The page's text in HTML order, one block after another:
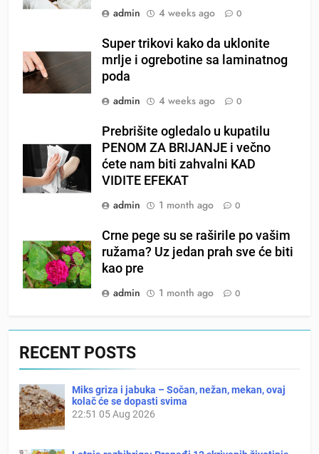
admin
4 weeks ago 0
Super trikovi kako da uklonite
mrlje i ogrebotine sa laminatnog
poda
admin
4 weeks ago 0
Prebrišite ogledalo u kupatilu
PENOM ZA BRIJANJE i večno
ćete nam biti zahvalni KAD
VIDITE EFEKAT
admin
1 month ago 0
Crne pege su se raširile po vašim
ružama? Uz jedan prah sve će biti
kao pre
admin
1 month ago 0
RECENT POSTS
Miks griza i jabuka – Sočan, nežan, mekan, ovaj
kolač će se dopasti svima
22:51 05 Aug 2026